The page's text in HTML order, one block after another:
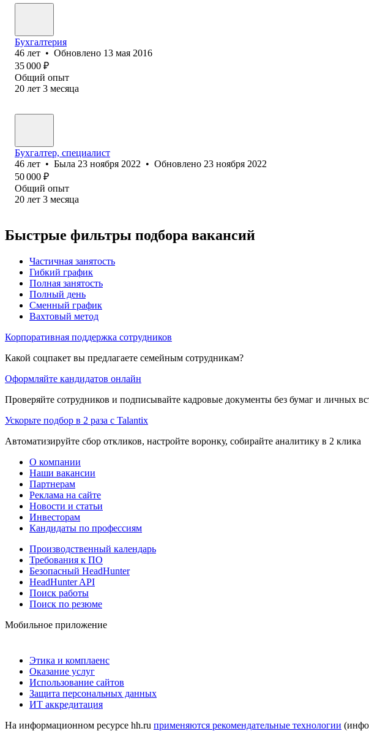
Бухгалтерия
46 лет • Обновлено 13 мая 2016
35 000 ₽
Общий опыт
20 лет 3 месяца
Бухгалтер, специалист
46 лет • Была 23 ноября 2022 • Обновлено 23 ноября 2022
50 000 ₽
Общий опыт
20 лет 3 месяца
Быстрые фильтры подбора вакансий
Частичная занятость
Гибкий график
Полная занятость
Полный день
Сменный график
Вахтовый метод
Корпоративная поддержка сотрудников
Какой соцпакет вы предлагаете семейным сотрудникам?
Оформляйте кандидатов онлайн
Проверяйте сотрудников и подписывайте кадровые документы без бумаг и личных
Ускорьте подбор в 2 раза с Talantix
Автоматизируйте сбор откликов, настройте воронку, собирайте аналитику в 2 клика
О компании
Наши вакансии
Партнерам
Реклама на сайте
Новости и статьи
Инвесторам
Кандидаты по профессиям
Производственный календарь
Требования к ПО
Безопасный HeadHunter
HeadHunter API
Поиск работы
Поиск по резюме
Мобильное приложение
Этика и комплаенс
Оказание услуг
Использование сайтов
Защита персональных данных
ИТ аккредитация
На информационном ресурсе hh.ru применяются рекомендательные технологии